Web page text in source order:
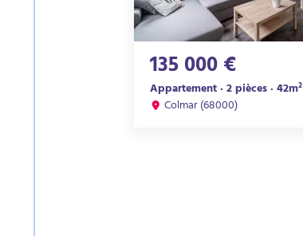
135 000 €
Appartement · 2 pièces · 42m²
Colmar (68000)